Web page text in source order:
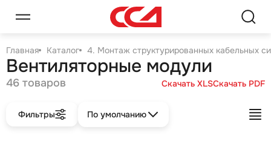
Главная Каталог 4. Монтаж структурированных кабельных
Вентиляторные модули
46 товаров Скачать XLSСкачать PDF
Фильтры По умолчанию